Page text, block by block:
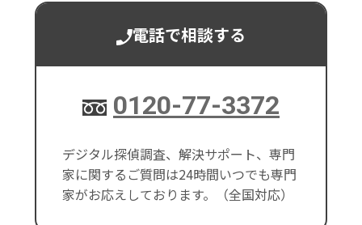
電話で相談する
0120-77-3372
デジタル探偵調査、解決サポート、専門
家に関するご質問は24時間いつでも専門
家がお応えしております。（全国対応）